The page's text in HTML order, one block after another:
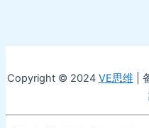
Copyright © 2024 VE思维 |